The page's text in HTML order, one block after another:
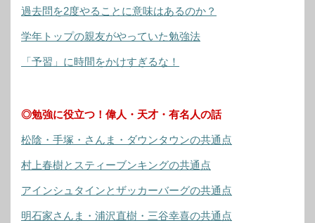
過去問を2度やることに意味はあるのか？
学年トップの親友がやっていた勉強法
「予習」に時間をかけすぎるな！
◎勉強に役立つ！偉人・天才・有名人の話
松陰・手塚・さんま・ダウンタウンの共通点
村上春樹とスティーブンキングの共通点
アインシュタインとザッカーバーグの共通点
明石家さんま・浦沢直樹・三谷幸喜の共通点